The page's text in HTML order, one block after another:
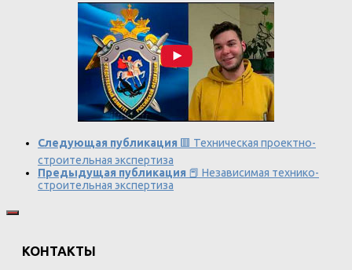
Следующая публикация 🟥 Техническая проектно-
строительная экспертиза
Предыдущая публикация 📕 Независимая технико-
строительная экспертиза
КОНТАКТЫ